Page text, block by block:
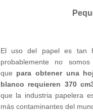
El uso del papel es tan
probablemente no somos
que para obtener una
blanco requieren 370
que la industria papelera
más contaminantes del